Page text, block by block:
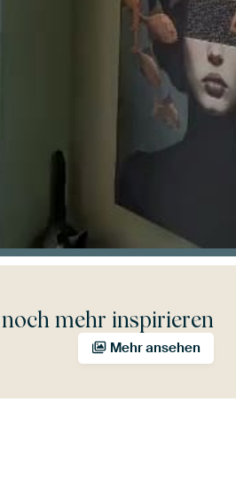
noch mehr inspirieren
Mehr ansehen